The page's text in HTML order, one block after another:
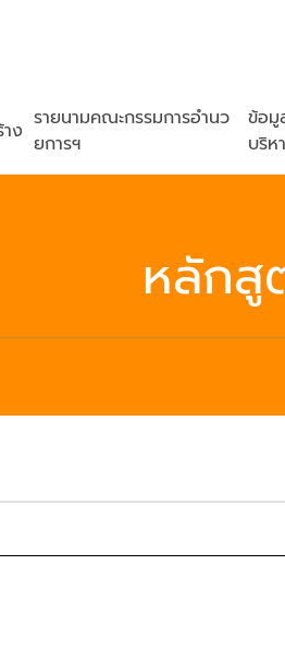
ง รายนามคณะกรรมการอำนว
ยการฯ
ข้อมู
บริห
หลักสู